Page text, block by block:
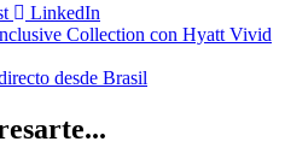
LinkedIn
Collection con Hyatt Vivid
desde Brasil